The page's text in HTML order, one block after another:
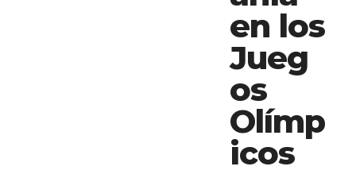
en los
Jueg
os
Olímp
icos